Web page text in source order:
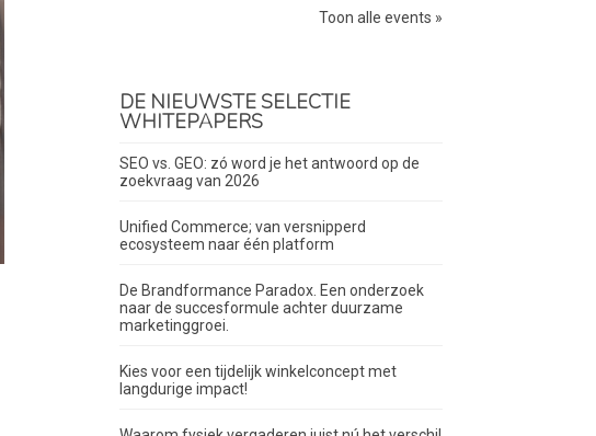
Toon alle events »
DE NIEUWSTE SELECTIE
WHITEPAPERS
SEO vs. GEO: zó word je het antwoord op de
zoekvraag van 2026
Unified Commerce; van versnipperd
ecosysteem naar één platform
De Brandformance Paradox. Een onderzoek
naar de succesformule achter duurzame
marketinggroei.
Kies voor een tijdelijk winkelconcept met
langdurige impact!